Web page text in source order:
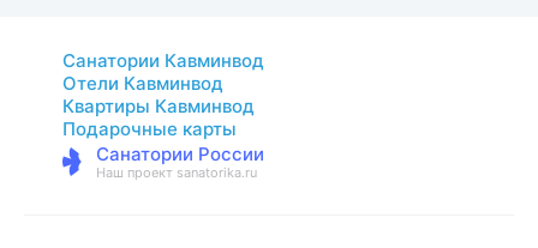
Санатории Кавминвод
Отели Кавминвод
Квартиры Кавминвод
Подарочные карты
Санатории России
Наш проект sanatorika.ru